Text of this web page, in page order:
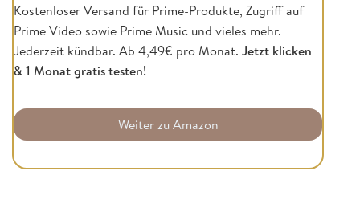
Kostenloser Versand für Prime-Produkte, Zugriff auf
Prime Video sowie Prime Music und vieles mehr.
Jederzeit kündbar. Ab 4,49€ pro Monat. Jetzt klicken
& 1 Monat gratis testen!
Weiter zu Amazon